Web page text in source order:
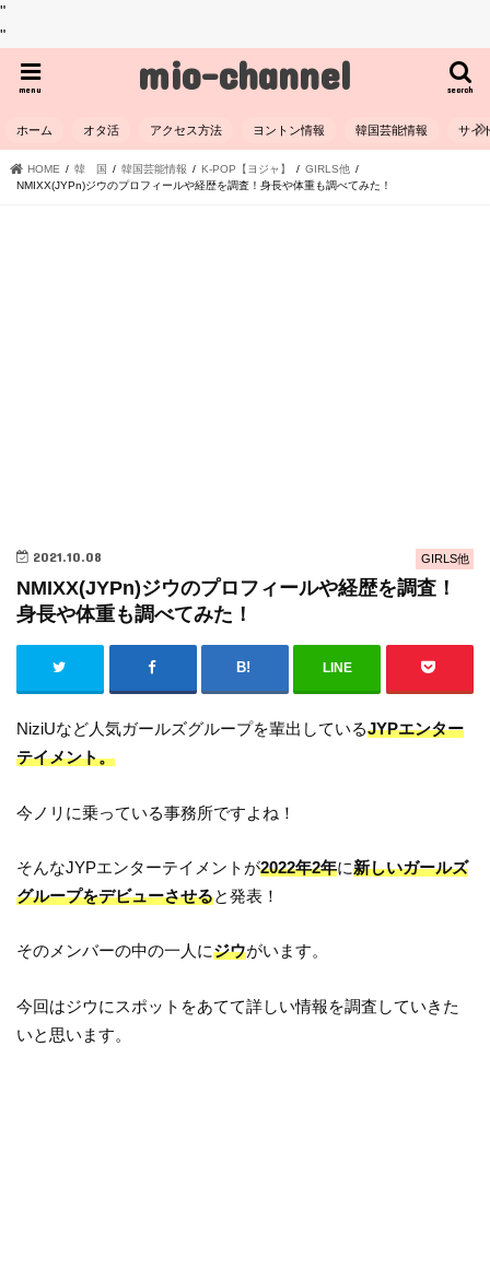
"
"
mio-channel search
menu
ホーム オタ活 アクセス方法 ヨントン情報 韓国芸能情報 サイ
HOME 韓 国 韓国芸能情報 K-POP【ヨジャ】
GIRLS他
NMIXX(JYPn)ジウのプロフィールや経歴を調査！身長や体重も調べてみた！
GIRLS他
2021.10.08
NMIXX(JYPn)ジウのプロフィールや経歴を調査！
身長や体重も調べてみた！
LINE
NiziUなど人気ガールズグループを輩出しているJYPエンター
テイメント。
今ノリに乗っている事務所ですよね！
そんなJYPエンターテイメントが2022年2年に新しいガールズ
グループをデビューさせると発表！
そのメンバーの中の一人にジウがいます。
今回はジウにスポットをあてて詳しい情報を調査していきた
いと思います。